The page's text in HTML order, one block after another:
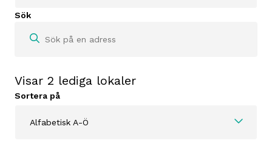
Sök
Visar 2 lediga lokaler
Sortera på
Alfabetisk A-Ö